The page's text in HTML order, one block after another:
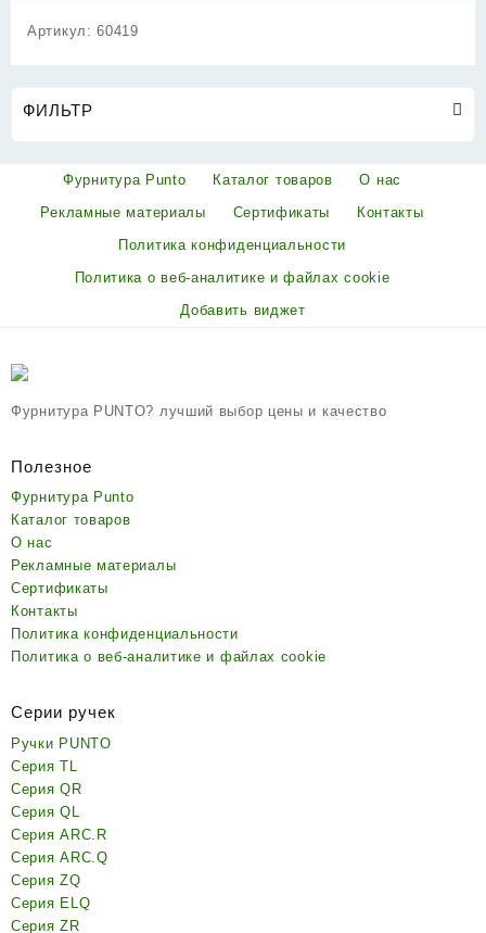
Артикул:60419
ФИЛЬТР
Фурнитура Punto Каталог товаров
О нас
Рекламные материалы
Сертификаты
Контакты
Политика конфиденциальности
Политика о веб-аналитике и файлах cookie
Добавить виджет
Фурнитура PUNTO? лучший выбор цены и качество
Полезное
Фурнитура Punto
Каталог товаров
О нас
Рекламные материалы
Сертификаты
Контакты
Политика конфиденциальности
Политика о веб-аналитике и файлах cookie
Серии ручек
Ручки PUNTO
Серия TL
Серия QR
Серия QL
Серия ARC.R
Серия ARC.Q
Серия ZQ
Серия ELQ
Серия ZR